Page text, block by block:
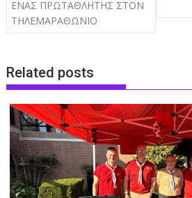
navigation
ΕΝΑΣ ΠΡΩΤΑΘΛΗΤΗΣ ΣΤΟΝ
ΤΗΛΕΜΑΡΑΘΩΝΙΟ
Related posts